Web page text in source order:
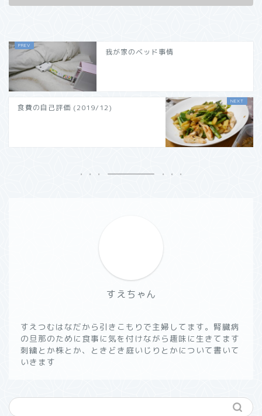
我が家のベッド事情
食費の自己評価 (2019/12)
すえちゃん
すえつむはなだから引きこもりで主婦してます。腎臓病
の旦那のために食事に気を付けながら趣味に生きてます
刺繍とか株とか、ときどき庭いじりとかについて書いて
いきます